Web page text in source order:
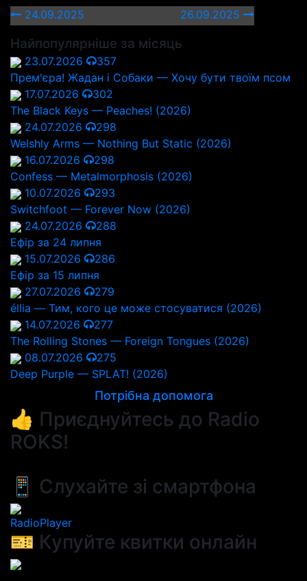
24.09.2025
26.09.2025
Найпопулярніше за місяць
23.07.2026
357
Прем'єра! Жадан і Собаки — Хочу бути твоїм псом
17.07.2026
302
The Black Keys — Peaches! (2026)
24.07.2026
298
Welshly Arms — Nothing But Static (2026)
16.07.2026
298
Confess — Metalmorphosis (2026)
10.07.2026
293
Switchfoot — Forever Now (2026)
24.07.2026
288
Ефір за 24 липня
15.07.2026
286
Ефір за 15 липня
27.07.2026
279
éllia — Тим, кого це може стосуватися (2026)
14.07.2026
277
The Rolling Stones — Foreign Tongues (2026)
08.07.2026
275
Deep Purple — SPLAT! (2026)
Потрібна допомога
👍 Приєднуйтесь до Radio
ROKS!
📱 Слухайте зі смартфона
RadioPlayer
🎫 Купуйте квитки онлайн